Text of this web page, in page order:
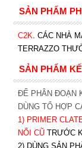
SẢN PHẨM
C2K. CÁC NHÀ
TERRAZZO
SẢN PHẨM
ĐỂ PHÂN ĐOẠN
DÙNG TỔ HỢP
1) PRIMER
NỐI CŨ TRƯỚC
2) DÙNG SẢN